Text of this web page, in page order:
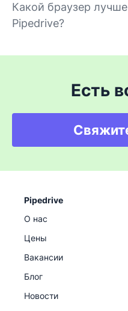
Какой браузер
Pipedrive?
Есть
Pipedrive
О нас
Цены
Вакансии
Блог
Новости